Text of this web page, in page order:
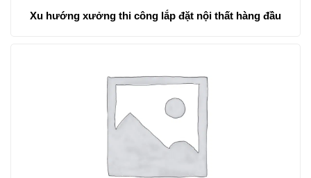
Xu hướng xưởng thi công lắp đặt nội thất hàng đầu